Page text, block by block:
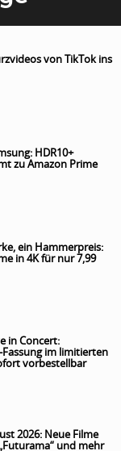
von TikTok ins
HDR10+
zu Amazon Prime
ein Hammerpreis:
in 4K für nur 7,99
in Concert:
Fassung im limitierten
vorbestellbar
2026: Neue Filme
und mehr